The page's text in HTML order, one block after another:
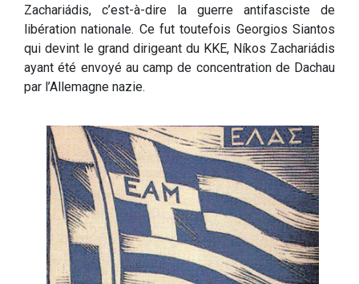
Zachariádis, c’est-à-dire la guerre antifasciste de
libération nationale. Ce fut toutefois Georgios Siantos
qui devint le grand dirigeant du KKE, Níkos Zachariádis
ayant été envoyé au camp de concentration de Dachau
par l’Allemagne nazie.